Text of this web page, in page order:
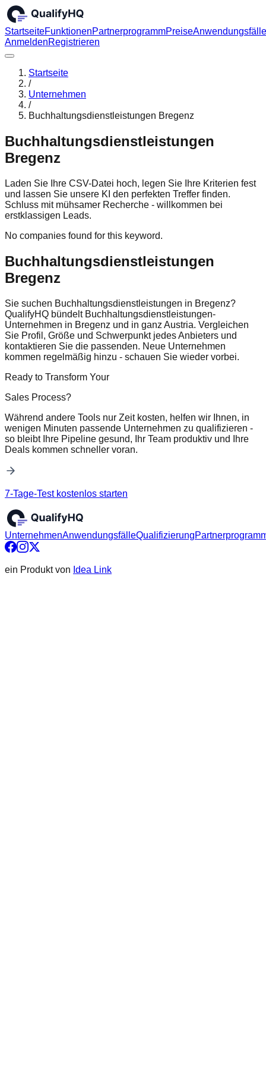
StartseiteFunktionenPartnerprogrammPreiseAnwendungsfälle
AnmeldenRegistrieren
Startseite
/
Unternehmen
/
Buchhaltungsdienstleistungen Bregenz
Buchhaltungsdienstleistungen
Bregenz
Laden Sie Ihre CSV-Datei hoch, legen Sie Ihre Kriterien fest
und lassen Sie unsere KI den perfekten Treffer finden.
Schluss mit mühsamer Recherche - willkommen bei
erstklassigen Leads.
No companies found for this keyword.
Buchhaltungsdienstleistungen
Bregenz
Sie suchen Buchhaltungsdienstleistungen in Bregenz?
QualifyHQ bündelt Buchhaltungsdienstleistungen-
Unternehmen in Bregenz und in ganz Austria. Vergleichen
Sie Profil, Größe und Schwerpunkt jedes Anbieters und
kontaktieren Sie die passenden. Neue Unternehmen
kommen regelmäßig hinzu - schauen Sie wieder vorbei.
Ready to Transform Your
Sales Process?
Während andere Tools nur Zeit kosten, helfen wir Ihnen, in
wenigen Minuten passende Unternehmen zu qualifizieren -
so bleibt Ihre Pipeline gesund, Ihr Team produktiv und Ihre
Deals kommen schneller voran.
7-Tage-Test kostenlos starten
UnternehmenAnwendungsfälleQualifizierung
ein Produkt von Idea Link